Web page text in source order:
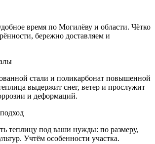
время по Могилёву и области. Чётко
бережно доставляем и
стали и поликарбонат повышенной
выдержит снег, ветер и прослужит
и деформаций.
теплицу под ваши нужды: по размеру,
Учтём особенности участка.